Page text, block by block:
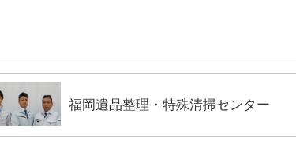
福岡遺品整理・特殊清掃センター